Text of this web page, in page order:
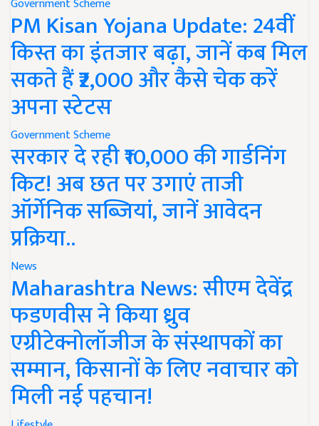
PM Kisan Yojana Update: 24वीं
किस्त का इंतजार बढ़ा, जानें कब मिल
सकते हैं ₹2,000 और कैसे चेक करें
अपना स्टेटस
Government Scheme
सरकार दे रही ₹10,000 की गार्डनिंग
किट! अब छत पर उगाएं ताजी
ऑर्गेनिक सब्जियां, जानें आवेदन
प्रक्रिया..
News
Maharashtra News: सीएम देवेंद्र
फडणवीस ने किया ध्रुव
एग्रीटेक्नोलॉजीज के संस्थापकों का
सम्मान, किसानों के लिए नवाचार को
मिली नई पहचान!